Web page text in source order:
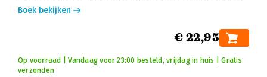
Boek bekijken
€ 22,95
Op voorraad | Vandaag voor 23:00 besteld, vrijdag in huis | Gratis
verzonden